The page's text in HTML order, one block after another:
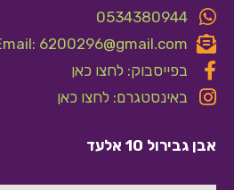
0534380944
6200296@gmail.com
בפייסבוק: לחצו כאן
באינסטגרם: לחצו כאן
אבן גבירול 10 אלעד